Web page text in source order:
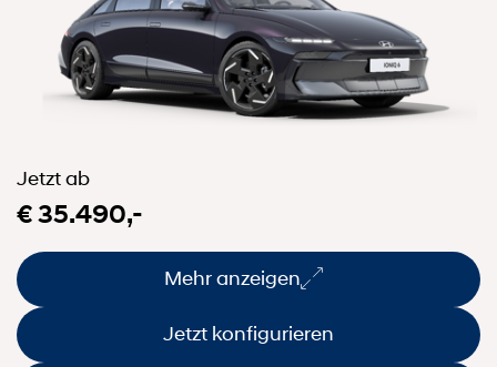
Jetzt ab
€ 35.490,-
Mehr anzeigen
Jetzt konfigurieren